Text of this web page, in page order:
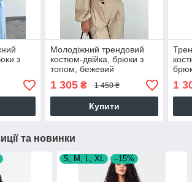
з
Молодіжний трендовий
костюм-двійка, брюки з
топом, бежевий
1 305₴ 1 450 ₴
Купити
1
та новинки
S, M, L, XL –15%